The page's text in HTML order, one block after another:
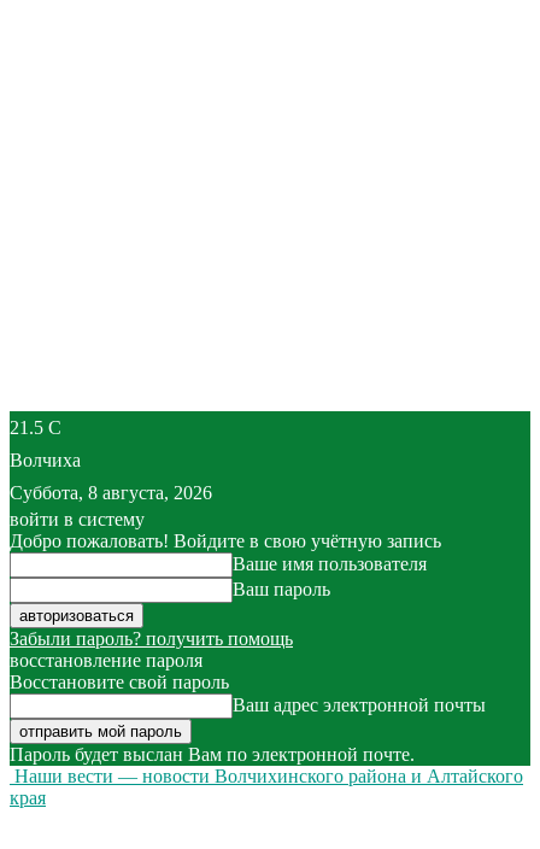
21.5 C
Волчиха
Суббота, 8 августа, 2026
войти в систему
Добро пожаловать! Войдите в свою учётную запись
Ваше имя пользователя
Ваш пароль
Забыли пароль? получить помощь
восстановление пароля
Восстановите свой пароль
Ваш адрес электронной почты
Пароль будет выслан Вам по электронной почте.
Наши вести — новости Волчихинского района и Алтайского
края